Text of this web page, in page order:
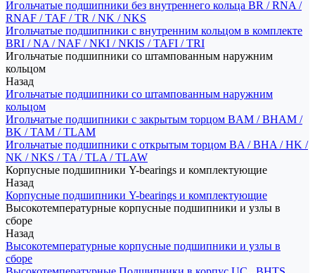
Игольчатые подшипники без внутреннего кольца BR / RNA /
RNAF / TAF / TR / NK / NKS
Игольчатые подшипники с внутренним кольцом в комплекте
BRI / NA / NAF / NKI / NKIS / TAFI / TRI
Игольчатые подшипники со штампованным наружним
кольцом
Назад
Игольчатые подшипники со штампованным наружним
кольцом
Игольчатые подшипники с закрытым торцом BAM / BHAM /
BK / TAM / TLAM
Игольчатые подшипники с открытым торцом BA / BHA / HK /
NK / NKS / TA / TLA / TLAW
Корпусные подшипники Y-bearings и комплектующие
Назад
Корпусные подшипники Y-bearings и комплектующие
Высокотемпературные корпусные подшипники и узлы в
сборе
Назад
Высокотемпературные корпусные подшипники и узлы в
сборе